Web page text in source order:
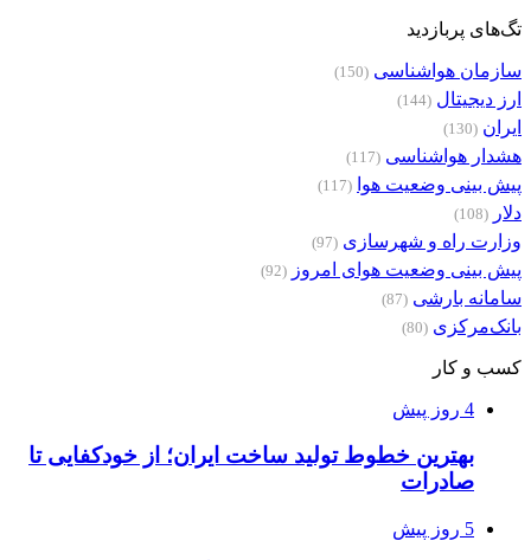
تگ‌های پربازدید
سازمان هواشناسی (150)
ارز دیجیتال (144)
ایران (130)
هشدار هواشناسی (117)
پیش بینی وضعیت هوا (117)
دلار (108)
وزارت راه و شهرسازی (97)
پیش بینی وضعیت هوای امروز (92)
سامانه بارشی (87)
بانک‌مرکزی (80)
کسب و کار
4 روز پیش
بهترین خطوط تولید ساخت ایران؛ از خودکفایی تا
صادرات
5 روز پیش